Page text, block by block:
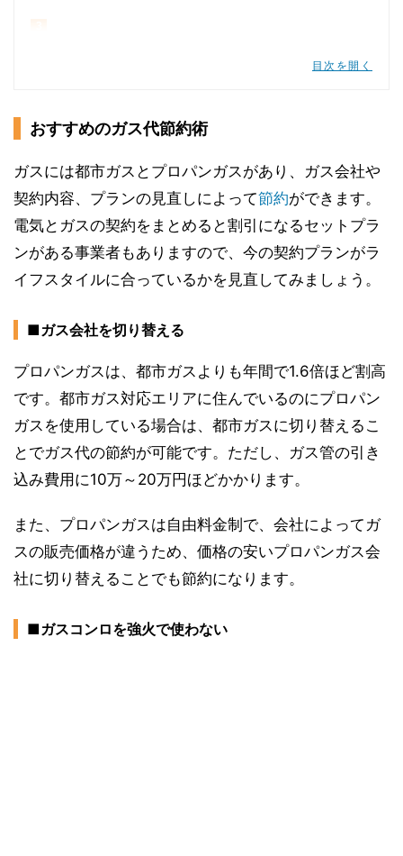
おすすめの水道代節約術
目次を開く
おすすめのガス代節約術
ガスには都市ガスとプロパンガスがあり、ガス会社や
契約内容、プランの見直しによって節約ができます。
電気とガスの契約をまとめると割引になるセットプラ
ンがある事業者もありますので、今の契約プランがラ
イフスタイルに合っているかを見直してみましょう。
■ガス会社を切り替える
プロパンガスは、都市ガスよりも年間で1.6倍ほど割高
です。都市ガス対応エリアに住んでいるのにプロパン
ガスを使用している場合は、都市ガスに切り替えるこ
とでガス代の節約が可能です。ただし、ガス管の引き
込み費用に10万～20万円ほどかかります。
また、プロパンガスは自由料金制で、会社によってガ
スの販売価格が違うため、価格の安いプロパンガス会
社に切り替えることでも節約になります。
■ガスコンロを強火で使わない